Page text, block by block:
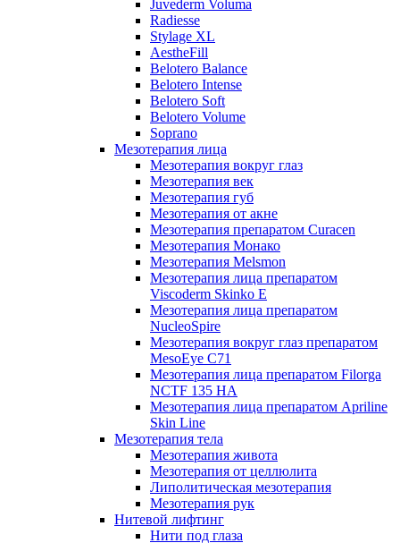
Juvederm Voluma
Radiesse
Stylage XL
AestheFill
Belotero Balance
Belotero Intense
Belotero Soft
Belotero Volume
Soprano
Мезотерапия лица
Мезотерапия вокруг глаз
Мезотерапия век
Мезотерапия губ
Мезотерапия от акне
Мезотерапия препаратом Curacen
Мезотерапия Монако
Мезотерапия Melsmon
Мезотерапия лица препаратом
Viscoderm Skinko E
Мезотерапия лица препаратом
NucleoSpire
Мезотерапия вокруг глаз препаратом
MesoEye С71
Мезотерапия лица препаратом Filorga
NCTF 135 HA
Мезотерапия лица препаратом Apriline
Skin Line
Мезотерапия тела
Мезотерапия живота
Мезотерапия от целлюлита
Липолитическая мезотерапия
Мезотерапия рук
Нитевой лифтинг
Нити под глаза